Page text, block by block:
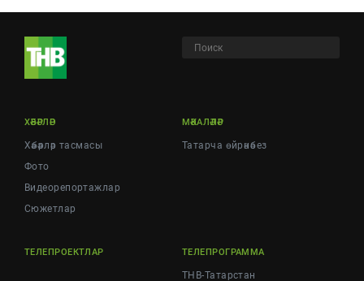
ХӘБӘРЛӘР
Хәбәрләр тасмасы
Фото
Видеорепортажлар
Cюжетлар
МӘКАЛӘЛӘР
Татарча өйрәнәбез
ТЕЛЕПРОЕКТЛАР ТЕЛЕПРОГРАММА
ТНВ-Татарстан